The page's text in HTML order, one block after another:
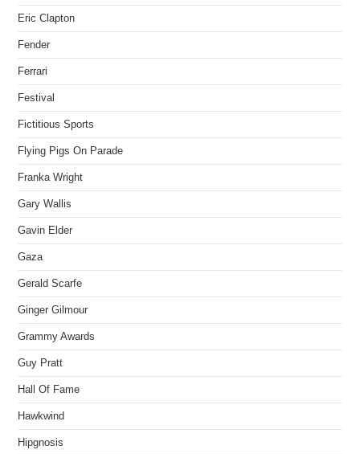
Eric Clapton
Fender
Ferrari
Festival
Fictitious Sports
Flying Pigs On Parade
Franka Wright
Gary Wallis
Gavin Elder
Gaza
Gerald Scarfe
Ginger Gilmour
Grammy Awards
Guy Pratt
Hall Of Fame
Hawkwind
Hipgnosis